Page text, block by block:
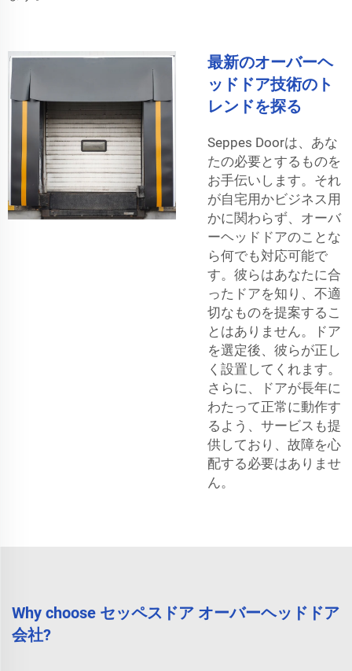
最新のオーバーヘ
ッドドア技術のト
レンドを探る
Seppes Doorは、あな
たの必要とするものを
お手伝いします。それ
が自宅用かビジネス用
かに関わらず、オーバ
ーヘッドドアのことな
ら何でも対応可能で
す。彼らはあなたに合
ったドアを知り、不適
切なものを提案するこ
とはありません。ドア
を選定後、彼らが正し
く設置してくれます。
さらに、ドアが長年に
わたって正常に動作す
るよう、サービスも提
供しており、故障を心
配する必要はありませ
ん。
Why choose セッペスドア オーバーヘッドドア
会社?